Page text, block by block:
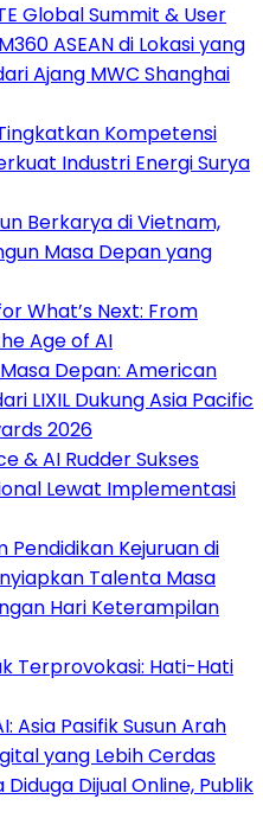
Global Summit & User
ASEAN di Lokasi yang
Ajang MWC Shanghai
Kompetensi
Industri Energi Surya
Berkarya di Vietnam,
Masa Depan yang
What’s Next: From
Age of AI
Depan: American
LIXIL Dukung Asia Pacific
2026
& AI Rudder Sukses
Lewat Implementasi
Pendidikan Kejuruan di
Talenta Masa
Hari Keterampilan
Terprovokasi: Hati-Hati
Asia Pasifik Susun Arah
yang Lebih Cerdas
Dijual Online, Publik